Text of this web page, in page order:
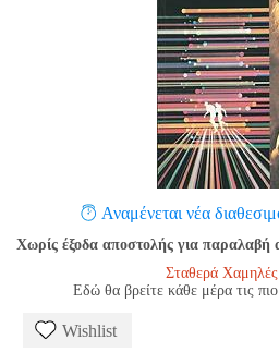
Αναμένεται νέα
Χωρίς έξοδα αποστολής για παραλαβή
Σταθερά
Εδώ θα βρείτε κάθε μέρα τις πιο
Wishlist